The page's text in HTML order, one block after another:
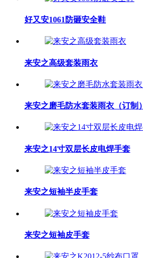
好又安1061防砸安全鞋
来安之高级套装雨衣
来安之磨毛防水套装雨衣（订制）
来安之14寸双层长皮电焊手套
来安之短袖半皮手套
来安之短袖皮手套